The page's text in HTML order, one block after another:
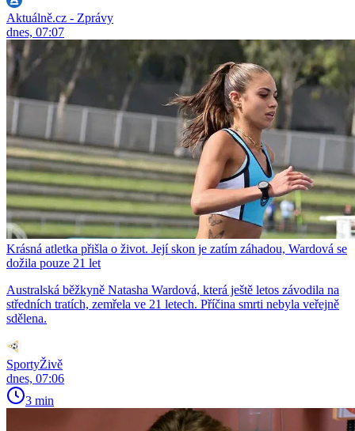
Aktuálně.cz - Zprávy
dnes, 07:07
Krásná atletka přišla o život. Její skon je zatím záhadou, Wardová se
dožila pouze 21 let
Australská běžkyně Natasha Wardová, která ještě letos závodila na
středních tratích, zemřela ve 21 letech. Příčina smrti nebyla veřejně
sdělena.
SportyŽivě
dnes, 07:06
3 min